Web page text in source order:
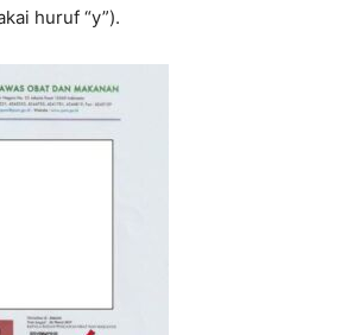
huruf “y”).